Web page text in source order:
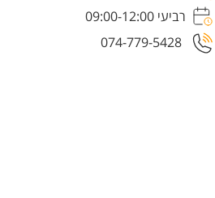
רביעי 09:00-12:00
074-779-5428